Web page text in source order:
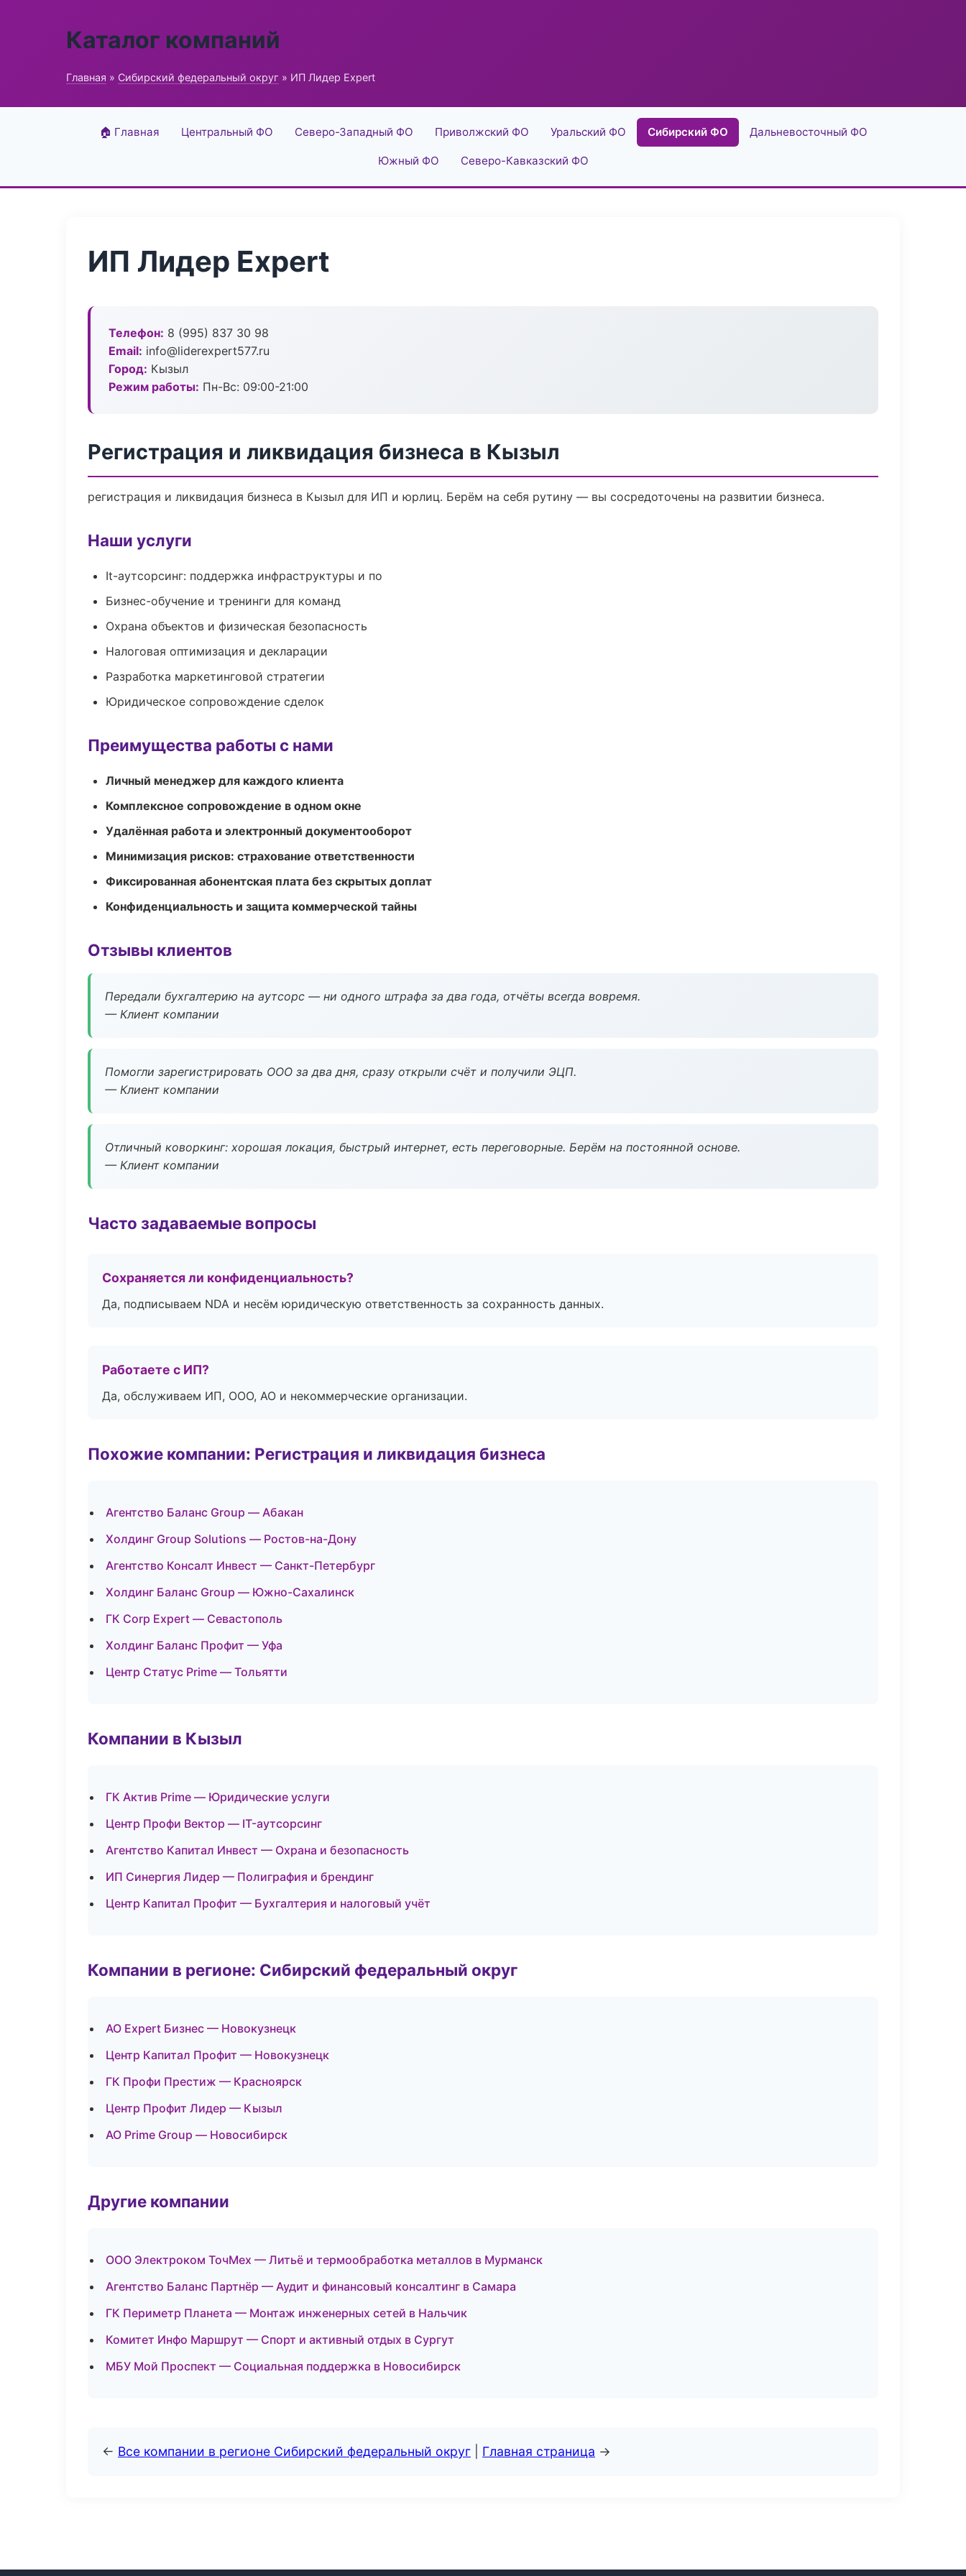
Каталог компаний
Главная » Сибирский федеральный округ » ИП Лидер Expert
🏠 Главная Центральный ФО Северо-Западный ФО Приволжский ФО Уральский ФО Сибирский ФО Дальневосточный ФО
Южный ФО Северо-Кавказский ФО
ИП Лидер Expert
Телефон: 8 (995) 837 30 98
Email: info@liderexpert577.ru
Город: Кызыл
Режим работы: Пн-Вс: 09:00-21:00
Регистрация и ликвидация бизнеса в Кызыл
регистрация и ликвидация бизнеса в Кызыл для ИП и юрлиц. Берём на себя рутину — вы сосредоточены на развитии бизнеса.
Наши услуги
It-аутсорсинг: поддержка инфраструктуры и по
Бизнес-обучение и тренинги для команд
Охрана объектов и физическая безопасность
Налоговая оптимизация и декларации
Разработка маркетинговой стратегии
Юридическое сопровождение сделок
Преимущества работы с нами
Личный менеджер для каждого клиента
Комплексное сопровождение в одном окне
Удалённая работа и электронный документооборот
Минимизация рисков: страхование ответственности
Фиксированная абонентская плата без скрытых доплат
Конфиденциальность и защита коммерческой тайны
Отзывы клиентов
Передали бухгалтерию на аутсорс — ни одного штрафа за два года, отчёты всегда вовремя.
— Клиент компании
Помогли зарегистрировать ООО за два дня, сразу открыли счёт и получили ЭЦП.
— Клиент компании
Отличный коворкинг: хорошая локация, быстрый интернет, есть переговорные. Берём на постоянной основе.
— Клиент компании
Часто задаваемые вопросы
Сохраняется ли конфиденциальность?
Да, подписываем NDA и несём юридическую ответственность за сохранность данных.
Работаете с ИП?
Да, обслуживаем ИП, ООО, АО и некоммерческие организации.
Похожие компании: Регистрация и ликвидация бизнеса
Агентство Баланс Group — Абакан
Холдинг Group Solutions — Ростов-на-Дону
Агентство Консалт Инвест — Санкт-Петербург
Холдинг Баланс Group — Южно-Сахалинск
ГК Corp Expert — Севастополь
Холдинг Баланс Профит — Уфа
Центр Статус Prime — Тольятти
Компании в Кызыл
ГК Актив Prime — Юридические услуги
Центр Профи Вектор — IT-аутсорсинг
Агентство Капитал Инвест — Охрана и безопасность
ИП Синергия Лидер — Полиграфия и брендинг
Центр Капитал Профит — Бухгалтерия и налоговый учёт
Компании в регионе: Сибирский федеральный округ
АО Expert Бизнес — Новокузнецк
Центр Капитал Профит — Новокузнецк
ГК Профи Престиж — Красноярск
Центр Профит Лидер — Кызыл
АО Prime Group — Новосибирск
Другие компании
ООО Электроком ТочМех — Литьё и термообработка металлов в Мурманск
Агентство Баланс Партнёр — Аудит и финансовый консалтинг в Самара
ГК Периметр Планета — Монтаж инженерных сетей в Нальчик
Комитет Инфо Маршрут — Спорт и активный отдых в Сургут
МБУ Мой Проспект — Социальная поддержка в Новосибирск
← Все компании в регионе Сибирский федеральный округ Главная страница →